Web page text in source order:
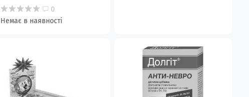
0
Немає в наявності